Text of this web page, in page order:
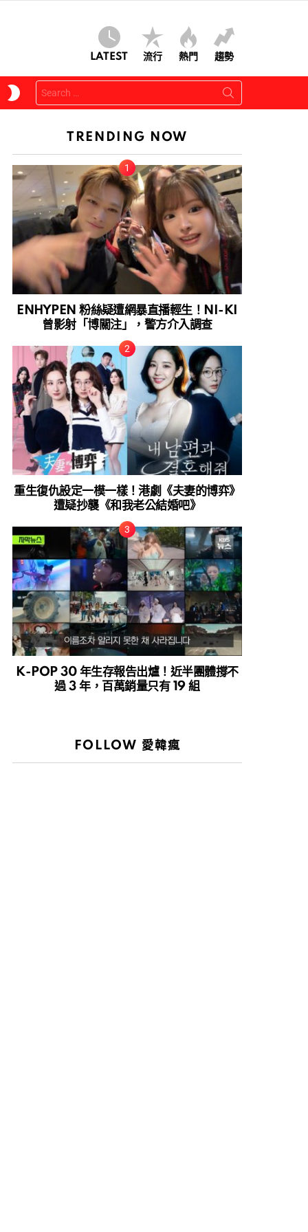
LATEST 流行 熱門 趨勢
SKIN
Search
for:
TRENDING NOW
ENHYPEN 粉絲疑遭網暴直播輕生！NI-KI
曾影射「博關注」，警方介入調查
重生復仇設定一模一樣！港劇《夫妻的博弈》
遭疑抄襲《和我老公結婚吧》
K-POP 30 年生存報告出爐！近半團體撐不
過 3 年，百萬銷量只有 19 組
FOLLOW 愛韓瘋